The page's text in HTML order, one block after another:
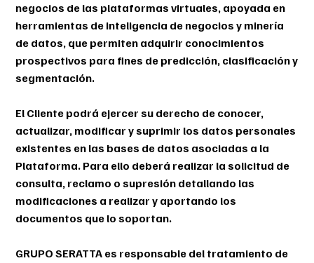
negocios de las plataformas virtuales, apoyada en
herramientas de inteligencia de negocios y minería
de datos, que permiten adquirir conocimientos
prospectivos para fines de predicción, clasificación y
segmentación.
El Cliente podrá ejercer su derecho de conocer,
actualizar, modificar y suprimir los datos personales
existentes en las bases de datos asociadas a la
Plataforma. Para ello deberá realizar la solicitud de
consulta, reclamo o supresión detallando las
modificaciones a realizar y aportando los
documentos que lo soportan.
GRUPO SERATTA es responsable del tratamiento de